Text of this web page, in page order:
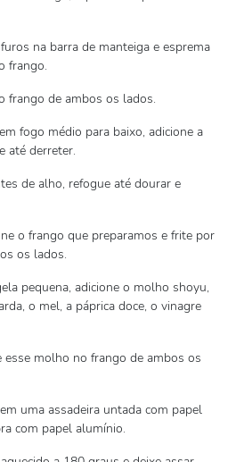
na barra de manteiga e esprema
frango.
frango de ambos os lados.
fogo médio para baixo, adicione a
até derreter.
de alho, refogue até dourar e
o frango que preparamos e frite por
os lados.
pequena, adicione o molho shoyu,
o mel, a páprica doce, o vinagre
esse molho no frango de ambos os
uma assadeira untada com papel
com papel alumínio.